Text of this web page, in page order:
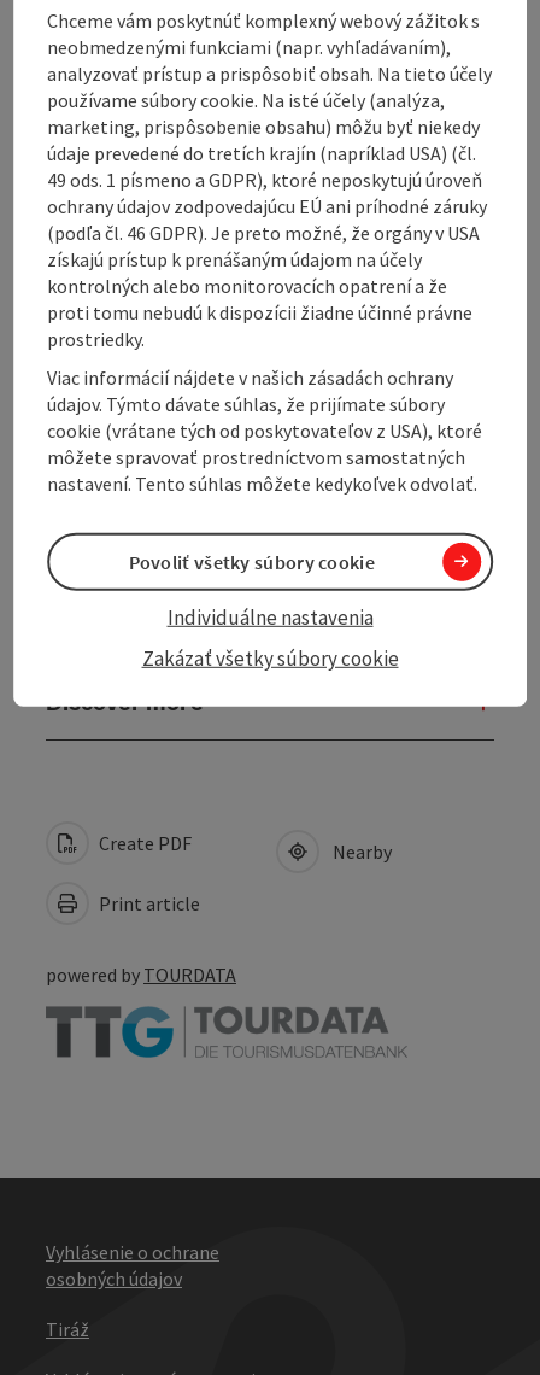
Contact
Opening hours
Kitchen
Equipment
Prices
Arrival
Suitability
Accessibility
Memberships
Discover more
Create PDF
Print article
Nearby
powered by TOURDATA
Vyhlásenie o ochrane
osobných údajov
Tiráž
Chceme vám poskytnúť komplexný webový zážitok s
neobmedzenými funkciami (napr. vyhľadávaním),
analyzovať prístup a prispôsobiť obsah. Na tieto účely
používame súbory cookie. Na isté účely (analýza,
marketing, prispôsobenie obsahu) môžu byť niekedy
údaje prevedené do tretích krajín (napríklad USA) (čl.
49 ods. 1 písmeno a GDPR), ktoré neposkytujú úroveň
ochrany údajov zodpovedajúcu EÚ ani príhodné záruky
(podľa čl. 46 GDPR). Je preto možné, že orgány v USA
získajú prístup k prenášaným údajom na účely
kontrolných alebo monitorovacích opatrení a že
proti tomu nebudú k dispozícii žiadne účinné právne
prostriedky.
Viac informácií nájdete v našich zásadách ochrany
údajov. Týmto dávate súhlas, že prijímate súbory
cookie (vrátane tých od poskytovateľov z USA), ktoré
môžete spravovať prostredníctvom samostatných
nastavení. Tento súhlas môžete kedykoľvek odvolať.
Zakázať všetky súbory cookie
Individuálne nastavenia
Povoliť všetky súbory cookie